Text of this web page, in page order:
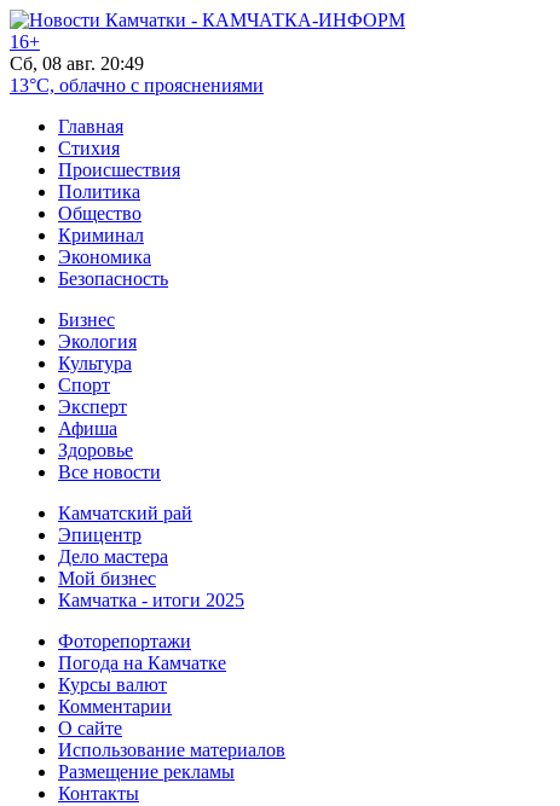
16+
Сб, 08 авг. 20:49
13°C, облачно с прояснениями
Главная
Стихия
Происшествия
Политика
Общество
Криминал
Экономика
Безопасность
Бизнес
Экология
Культура
Спорт
Эксперт
Афиша
Здоровье
Все новости
Камчатский рай
Эпицентр
Дело мастера
Мой бизнес
Камчатка - итоги 2025
Фоторепортажи
Погода на Камчатке
Курсы валют
Комментарии
О сайте
Использование материалов
Размещение рекламы
Контакты